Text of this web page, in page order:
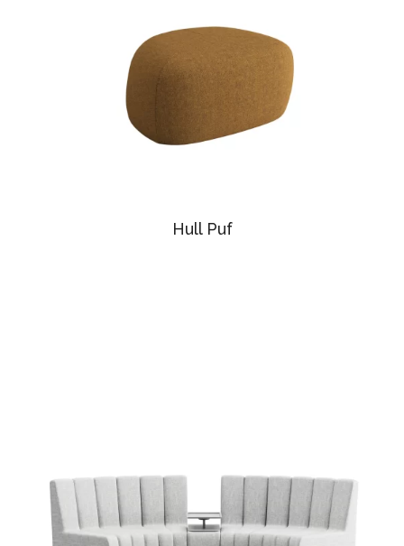
Hull Puf